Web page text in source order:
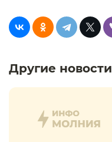
Другие новости